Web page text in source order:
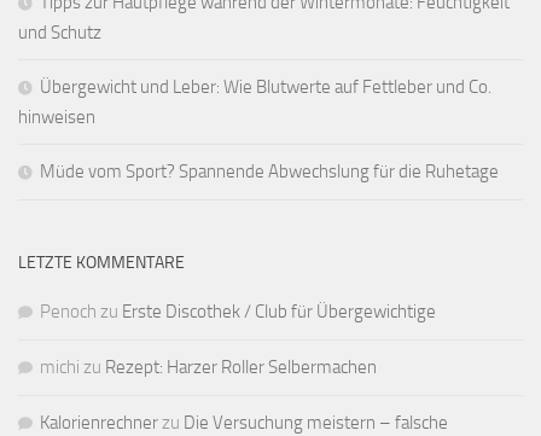
und Schutz
Übergewicht und Leber: Wie Blutwerte auf Fettleber und Co.
hinweisen
Müde vom Sport? Spannende Abwechslung für die Ruhetage
LETZTE KOMMENTARE
Penoch zu Erste Discothek / Club für Übergewichtige
michi zu Rezept: Harzer Roller Selbermachen
Kalorienrechnerzu Die Versuchung meistern – falsche